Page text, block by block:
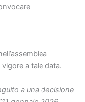
a tale data.
a una decisione